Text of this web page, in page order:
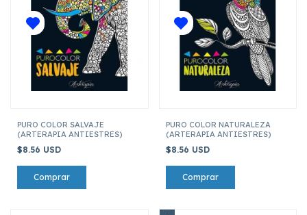
PURO COLOR SALVAJE
(ARTERAPIA ANTIESTRES)
$8.56 USD
PURO COLOR NATURALEZA
(ARTERAPIA ANTIESTRES)
$8.56 USD